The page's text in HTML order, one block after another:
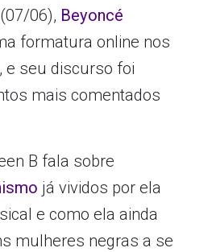
06), Beyoncé
formatura online nos
e seu discurso foi
mais comentados
B fala sobre
já vividos por ela
e como ela ainda
mulheres negras a se